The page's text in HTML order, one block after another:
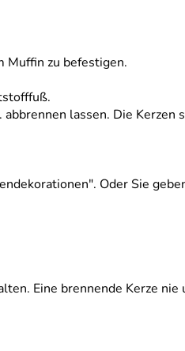
Muffin zu befestigen.
lassen. Die
Oder Sie
Eine brennende Kerze